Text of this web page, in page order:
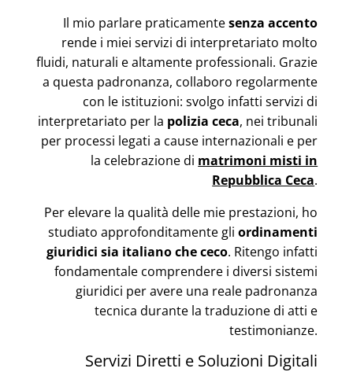
Il mio parlare praticamentesenza accento
rende i miei servizi di interpretariato molto
fluidi, naturali e altamente professionali. Grazie
a questa padronanza, collaboro regolarmente
con le istituzioni: svolgo infatti servizi di
interpretariato per la polizia ceca, nei tribunali
per processi legati a cause internazionali e per
la celebrazione di matrimoni misti in
Repubblica Ceca.
Per elevare la qualità delle mie prestazioni, ho
studiato approfonditamente gliordinamenti
giuridici sia italiano che ceco. Ritengo infatti
fondamentale comprendere i diversi sistemi
giuridici per avere una reale padronanza
tecnica durante la traduzione di atti e
testimonianze.
Servizi Diretti e Soluzioni Digitali